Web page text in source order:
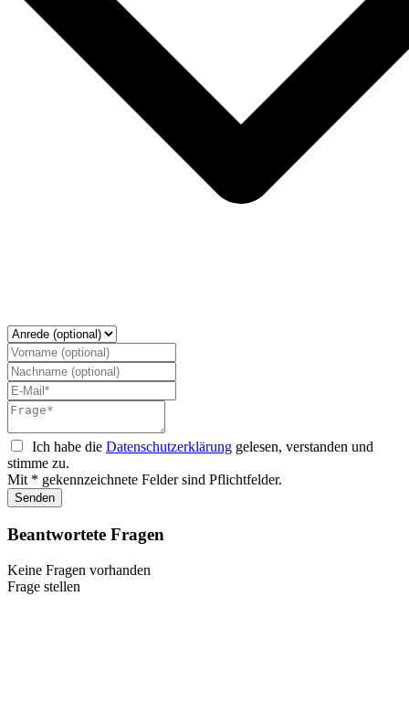
Ich habe die Datenschutzerklärung gelesen, verstanden und
stimme zu.
Mit * gekennzeichnete Felder sind Pflichtfelder.
Senden
Beantwortete Fragen
Keine Fragen vorhanden
Frage stellen